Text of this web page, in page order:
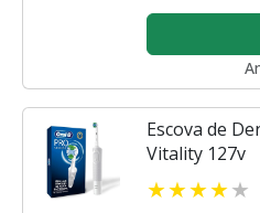
Escova de
Vitality 127v